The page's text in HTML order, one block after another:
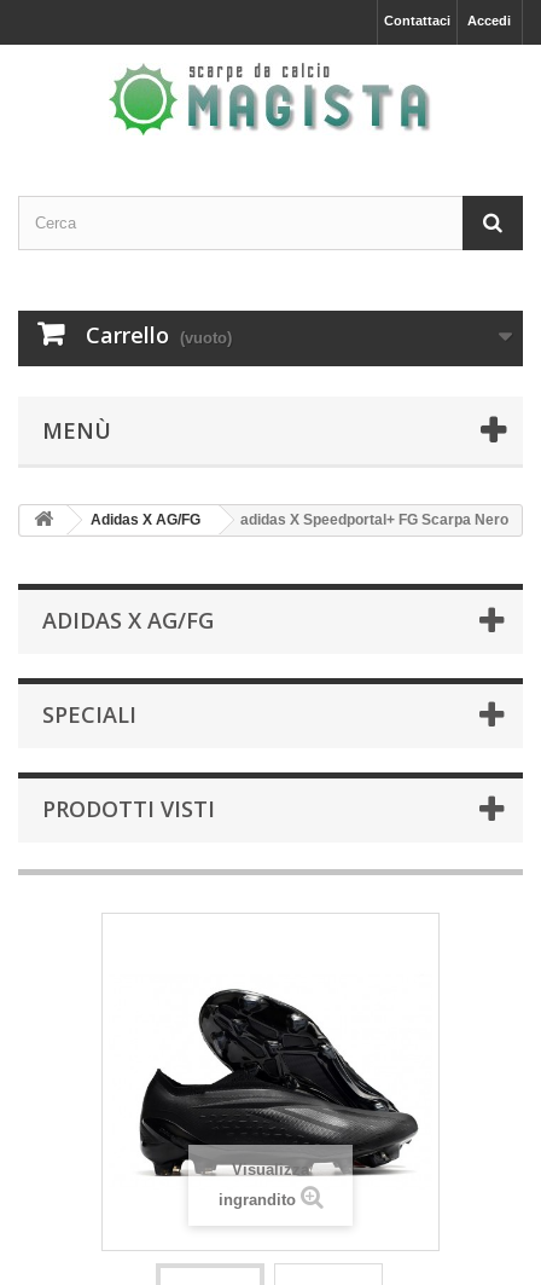
Accedi
Contattaci
Carrello (vuoto)
MENÙ
Adidas X AG/FG adidas X Speedportal+ FG Scarpa Nero
ADIDAS X AG/FG
SPECIALI
PRODOTTI VISTI
Visualizza
ingrandito